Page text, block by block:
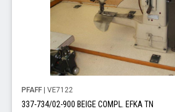
PFAFF | VE7122
337-734/02-900 BEIGE COMPL. EFKA TN